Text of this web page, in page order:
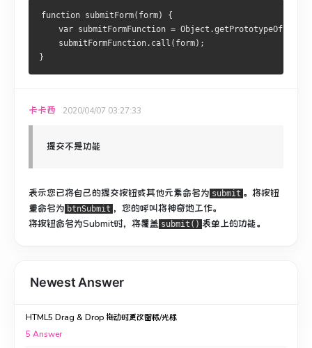
function submitForm(form) {
var submitFormFunction =
    submitFormFunction.call(form);
}
卡卡西 2020/04/07 03:27:33
提交不是功能
表示您已将自己的提交按钮或其他元素命名为 submit 。 将按钮
重命名为 btnSubmit ，您的呼叫将神奇地工作。
将按钮命名为Submit时，将覆盖 submit() 表单上的功能。
Newest Answer
HTML5 Drag & Drop 拖动时更改图标/光标
5 Answer